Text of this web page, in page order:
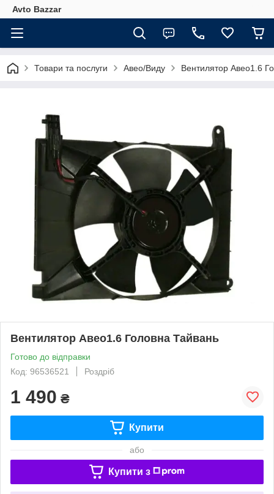
Avto Bazzar
Товари та послуги Авео/Виду Вентилятор Авео1.6
Вентилятор Авео1.6 Головна Тайвань
Готово до відправки
Код: 96536521
Роздріб
1 490 ₴
Купити
або
Купити з